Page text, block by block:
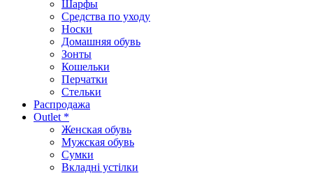
Шарфы
Средства по уходу
Носки
Домашняя обувь
Зонты
Кошельки
Перчатки
Стельки
Распродажа
Outlet *
Женская обувь
Мужская обувь
Сумки
Вкладні устілки